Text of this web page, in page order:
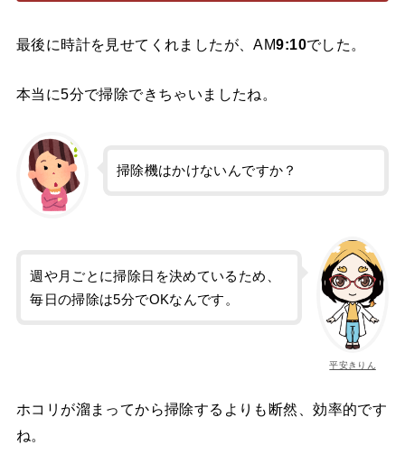
最後に時計を見せてくれましたが、AM9:10でした。
本当に5分で掃除できちゃいましたね。
掃除機はかけないんですか？
平安きりん
週や月ごとに掃除日を決めているため、
毎日の掃除は5分でOKなんです。
ホコリが溜まってから掃除するよりも断然、効率的です
ね。